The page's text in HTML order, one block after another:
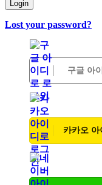
Login
Lost your password?
구글 아
카카오 아